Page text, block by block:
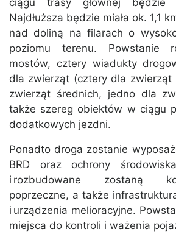
ciągu trasy głównej
Najdłuższa będzie miała ok. 1,1
nad doliną na filarach o
poziomu terenu. Powstanie
mostów, cztery wiadukty
dla zwierząt (cztery dla zwierząt
zwierząt średnich, jedno dla
także szereg obiektów w ciągu
dodatkowych jezdni.
Ponadto droga zostanie
BRD oraz ochrony
i rozbudowane zostaną
poprzeczne, a także
i urządzenia melioracyjne.
miejsca do kontroli i ważenia